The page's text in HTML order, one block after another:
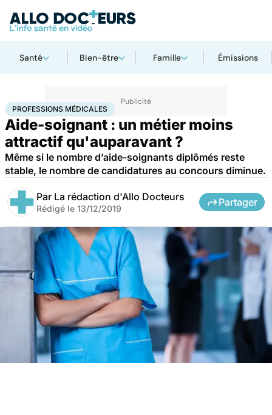
Santé Bien-être Famille Émissions
AccueilSantéProfessions médicales
PROFESSIONS MÉDICALES
Aide-soignant : un métier moins
attractif qu'auparavant ?
Même si le nombre d’aide-soignants diplômés reste
stable, le nombre de candidatures au concours diminue.
Par La rédaction d'Allo Docteurs
Rédigé le 13/12/2019
Partager